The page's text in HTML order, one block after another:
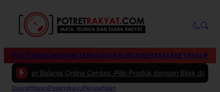
POLITIKEKONOMIINTERNASIONALBUSINESSMARKETING
Belanja Online Cerdas: Pilih Produk dengan Bijak dan Hindari
DaerahNewsPasangkayuPerusahaan